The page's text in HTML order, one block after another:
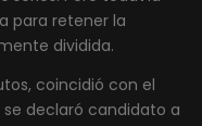
para retener la
dividida.
coincidió con el
declaró candidato a